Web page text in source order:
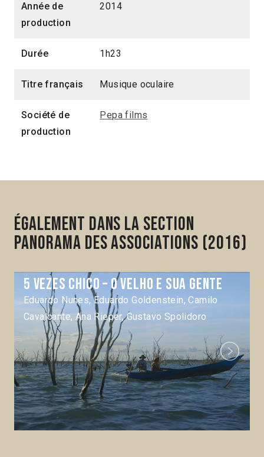
Année de
production
2014
Durée 1h23
Titre français Musique oculaire
Société de
production
Pepa films
Également dans la section
Panorama des associations (2016)
5 Vezes Chico – O Velho e sua gente
Eduardo Nunes, Eduardo Goldenstein, Camilo
Cavalcante, Ana Rieper, Gustavo Spolidoro
Next